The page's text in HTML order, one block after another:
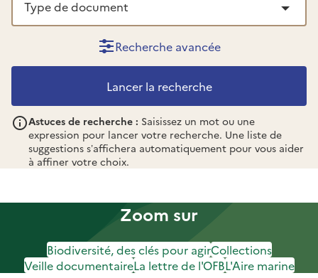
Recherche avancée
Astuces de recherche : Saisissez un mot ou une
expression pour lancer votre recherche. Une liste de
suggestions s’affichera automatiquement pour vous aider
à affiner votre choix.
Zoom sur
Biodiversité, des clés pour agirCollections
Veille documentaireLa lettre de l'OFBL'Aire marine